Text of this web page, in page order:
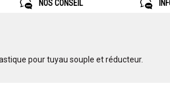
NOS CONSEIL
pour tuyau souple et réducteur.